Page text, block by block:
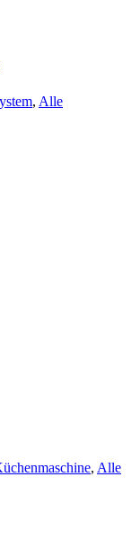
, Alle
, Alle